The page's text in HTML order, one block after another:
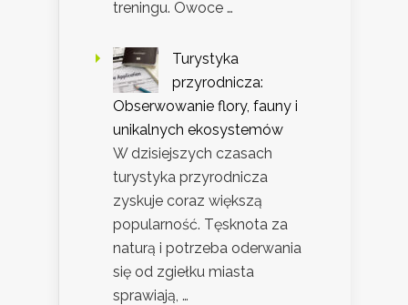
treningu. Owoce …
Turystyka
przyrodnicza:
Obserwowanie flory, fauny i
unikalnych ekosystemów
W dzisiejszych czasach
turystyka przyrodnicza
zyskuje coraz większą
popularność. Tęsknota za
naturą i potrzeba oderwania
się od zgiełku miasta
sprawiają, …